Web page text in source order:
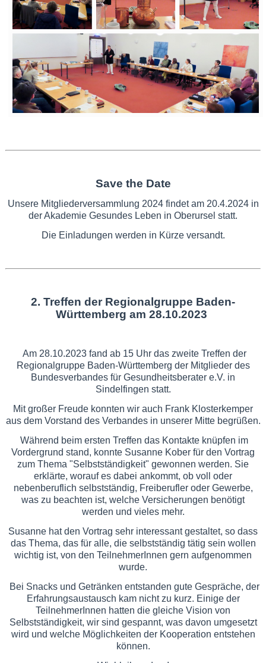
Save the Date
Unsere Mitgliederversammlung 2024 findet am 20.4.2024 in
der Akademie Gesundes Leben in Oberursel statt.
Die Einladungen werden in Kürze versandt.
2. Treffen der Regionalgruppe Baden-
Württemberg am 28.10.2023
Am 28.10.2023 fand ab 15 Uhr das zweite Treffen der
Regionalgruppe Baden-Württemberg der Mitglieder des
Bundesverbandes für Gesundheitsberater e.V. in
Sindelfingen statt.
Mit großer Freude konnten wir auch Frank Klosterkemper
aus dem Vorstand des Verbandes in unserer Mitte begrüßen.
Während beim ersten Treffen das Kontakte knüpfen im
Vordergrund stand, konnte Susanne Kober für den Vortrag
zum Thema "Selbstständigkeit" gewonnen werden. Sie
erklärte, worauf es dabei ankommt, ob voll oder
nebenberuflich selbstständig, Freiberufler oder Gewerbe,
was zu beachten ist, welche Versicherungen benötigt
werden und vieles mehr.
Susanne hat den Vortrag sehr interessant gestaltet, so dass
das Thema, das für alle, die selbstständig tätig sein wollen
wichtig ist, von den TeilnehmerInnen gern aufgenommen
wurde.
Bei Snacks und Getränken entstanden gute Gespräche, der
Erfahrungsaustausch kam nicht zu kurz. Einige der
TeilnehmerInnen hatten die gleiche Vision von
Selbstständigkeit, wir sind gespannt, was davon umgesetzt
wird und welche Möglichkeiten der Kooperation entstehen
können.